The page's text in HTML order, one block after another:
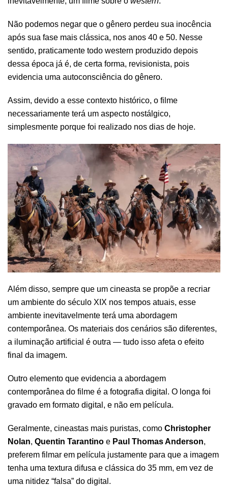
Não podemos negar que o gênero perdeu sua inocência
após sua fase mais clássica, nos anos 40 e 50. Nesse
sentido, praticamente todo western produzido depois
dessa época já é, de certa forma, revisionista, pois
evidencia uma autoconsciência do gênero.
Assim, devido a esse contexto histórico, o filme
necessariamente terá um aspecto nostálgico,
simplesmente porque foi realizado nos dias de hoje.
Além disso, sempre que um cineasta se propõe a recriar
um ambiente do século XIX nos tempos atuais, esse
ambiente inevitavelmente terá uma abordagem
contemporânea. Os materiais dos cenários são diferentes,
a iluminação artificial é outra — tudo isso afeta o efeito
final da imagem.
Outro elemento que evidencia a abordagem
contemporânea do filme é a fotografia digital. O longa foi
gravado em formato digital, e não em película.
Geralmente, cineastas mais puristas, como Christopher
Nolan, Quentin Tarantino e Paul Thomas Anderson,
preferem filmar em película justamente para que a imagem
tenha uma textura difusa e clássica do 35 mm, em vez de
uma nitidez “falsa” do digital.